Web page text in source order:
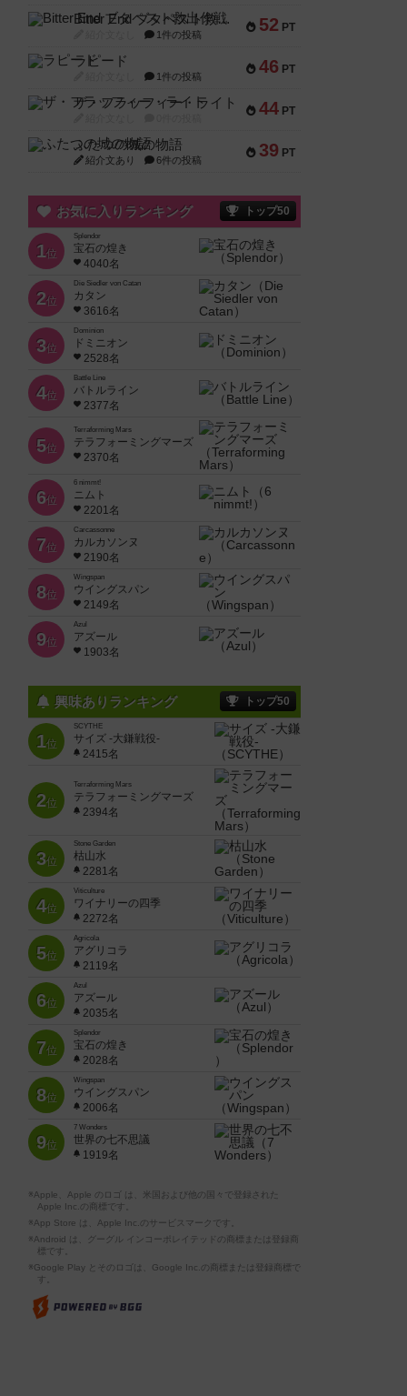
52 PT
Bitter End ブタペスト救出作戦
1件の投稿
46 PT
ラピード
1件の投稿
44 PT
ザ・フラッフィー・ライト
39 PT
ふたつの城の物語
紹介文あり 6件の投稿
お気に入りランキング トップ50
1位
Splendor
宝石の煌き
4040名
2位
Die Siedler von Catan
カタン
3616名
3位
Dominion
ドミニオン
2528名
4位
Battle Line
バトルライン
2377名
5位
Terraforming Mars
テラフォーミングマーズ
2370名
6位
6 nimmt!
ニムト
2201名
7位
Carcassonne
カルカソンヌ
2190名
8位
Wingspan
ウイングスパン
2149名
9位
Azul
アズール
1903名
興味ありランキング トップ50
1位
SCYTHE
サイズ -大鎌戦役-
2415名
2位
Terraforming Mars
テラフォーミングマーズ
2394名
3位
Stone Garden
枯山水
2281名
4位
Viticulture
ワイナリーの四季
2272名
5位
Agricola
アグリコラ
2119名
6位
Azul
アズール
2035名
7位
Splendor
宝石の煌き
2028名
8位
Wingspan
ウイングスパン
2006名
9位
7 Wonders
世界の七不思議
1919名
※Apple、Apple のロゴ は、米国および他の国々で登録された
Apple Inc.の商標です。
※App Store は、Apple Inc.のサービスマークです。
※Android は、グーグル インコーポレイテッドの商標または登録商
標です。
※Google Play とそのロゴは、Google Inc.の商標または登録商標で
す。